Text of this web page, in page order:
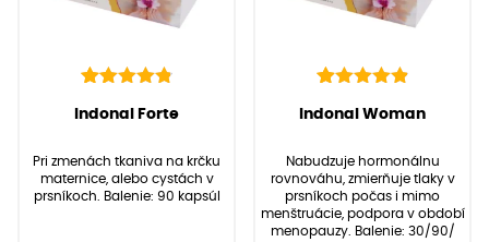
4.91
základe
zákazníckych
recenzií
(142recenzií
Indonal Forte
Pri zmenách tkaniva na krčku
maternice, alebo cystách v
prsníkoch. Balenie: 90 kapsúl
4.97
základe
zákazníckych
recenzií
recenzií zákazníkov)
Indonal Woman
Nabudzuje hormonálnu
rovnováhu, zmierňuje tlaky v
prsníkoch počas i mimo
menštruácie, podpora v období
menopauzy. Balenie: 30/90/